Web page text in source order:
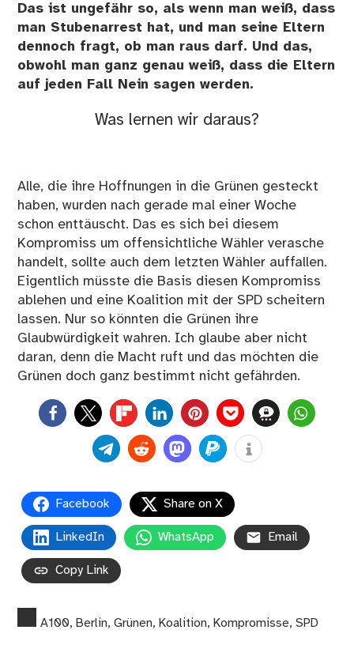
Das ist ungefähr so, als wenn man weiß, dass
man Stubenarrest hat, und man seine Eltern
dennoch fragt, ob man raus darf. Und das,
obwohl man ganz genau weiß, dass die Eltern
auf jeden Fall Nein sagen werden.
Was lernen wir daraus?
Alle, die ihre Hoffnungen in die Grünen gesteckt
haben, wurden nach gerade mal einer Woche
schon enttäuscht. Das es sich bei diesem
Kompromiss um offensichtliche Wähler verasche
handelt, sollte auch dem letzten Wähler auffallen.
Eigentlich müsste die Basis diesen Kompromiss
ablehen und eine Koalition mit der SPD scheitern
lassen. Nur so könnten die Grünen ihre
Glaubwürdigkeit wahren. Ich glaube aber nicht
daran, denn die Macht ruft und das möchten die
Grünen doch ganz bestimmt nicht gefährden.
0
Facebook Share on X
LinkedIn WhatsApp Email
Copy Link
A100, Berlin,Grünen, Koalition, Kompromisse,SPD